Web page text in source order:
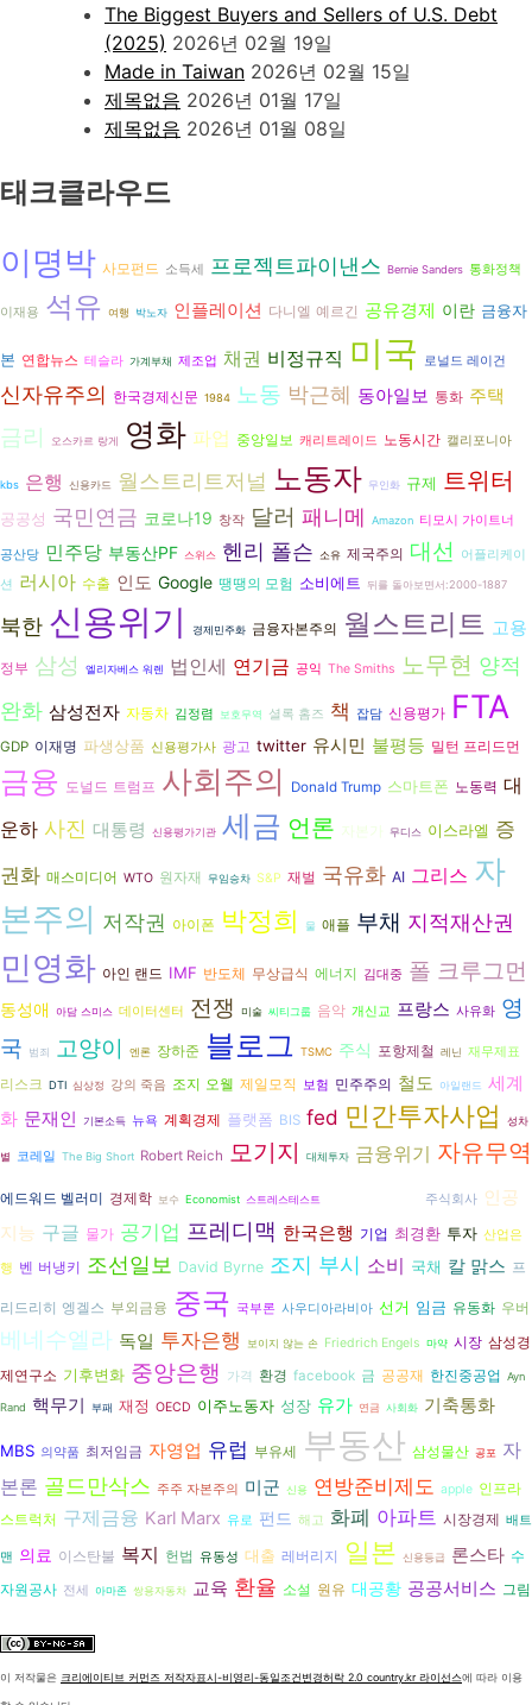
The Biggest Buyers and Sellers of U.S. Debt
(2025) 2026년 02월 19일
Made in Taiwan 2026년 02월 15일
제목없음 2026년 01월 17일
제목없음 2026년 01월 08일
태크클라우드
이명박 사모펀드 소득세 프로젝트파이낸스 Bernie Sanders 통화정책
이재용 석유 여행 박노자 인플레이션 다니엘 예르긴 공유경제 이란 금융자
본 연합뉴스 테슬라 가계부채 제조업 채권 비정규직 미국 로널드 레이건
신자유주의 한국경제신문 1984 노동 박근혜 동아일보 통화 주택
금리 오스카르 랑게 영화 파업 중앙일보 캐리트레이드 노동시간 캘리포니아
kbs 은행 신용카드 월스트리트저널 노동자 무인화 규제 트위터
공공성 국민연금 코로나19 창작 달러 패니메 Amazon 티모시 가이트너
공산당 민주당 부동산PF 스위스 헨리 폴슨 소유 제국주의 대선
어플리케이
션 러시아 수출 인도 Google 땡땡의 모험 소비에트 뒤를 돌아보면서:2000-1887
북한 신용위기 경제민주화 금융자본주의 월스트리트 고용
정부 삼성 엘리자베스 워렌 법인세 연기금 공익 The Smiths 노무현 양적
완화 삼성전자 자동차 김정렴 보호무역 셜록 홈즈 책 잡담 신용평가 FTA
GDP 이재명 파생상품 신용평가사 광고 twitter 유시민 불평등 밀턴 프리드먼
금융 도널드 트럼프 사회주의 Donald Trump 스마트폰 노동력 대
운하 사진 대통령 신용평가기관 세금 언론 자본가 무디스 이스라엘 증
권화 매스미디어 WTO 원자재 무임승차 S&P 재벌 국유화 AI 그리스 자
본주의 저작권 아이폰 박정희 물 애플 부채 지적재산권
민영화 아인 랜드 IMF 반도체 무상급식 에너지 김대중 폴 크루그먼
동성애 아담 스미스 데이터센터 전쟁 미술 씨티그룹 음악 개신교 프랑스 사유화 영
국
범죄 고양이 엔론 장하준 블로그 TSMC 주식 포항제철 레닌 재무제표
리스크 DTI 심상정 강의 죽음 조지 오웰 제일모직 보험 민주주의 철도 아일랜드 세계
화 문재인 기본소득 뉴욕 계획경제 플랫폼 BIS fed 민간투자사업 성차
별 코레일 The Big Short Robert Reich 모기지 대체투자 금융위기 자유무역
에드워드 벨러미 경제학 보수 Economist 스트레스테스트 주식회사 인공
지능 구글 물가 공기업 프레디맥 한국은행 기업 최경환 투자 산업은
행 벤 버냉키 조선일보 David Byrne 조지 부시 소비 국채 칼 맑스 프
리드리히 엥겔스 부외금융 중국 국부론 사우디아라비아 선거 임금 유동화 우버
베네수엘라 독일 투자은행 보이지 않는 손 Friedrich Engels 마약 시장 삼성경
제연구소 기후변화 중앙은행 가격 환경 facebook 금 공공재 한진중공업 Ayn
Rand 핵무기 부패 재정 OECD 이주노동자 성장 유가 연금 사회화 기축통화
MBS 의약품 최저임금 자영업 유럽 부유세 부동산 삼성물산 공포
자
본론 골드만삭스 주주 자본주의 미군 신용 연방준비제도 apple 인프라
스트럭처 구제금융 Karl Marx 유로 펀드 해고 화폐 아파트 시장경제 배트
맨 의료 이스탄불 복지 헌법 유동성 대출 레버리지 일본 신용등급 론스타 수
자원공사 전세 아마존 쌍용자동차 교육 환율 소설 원유 대공황 공공서비스 그림
이 저작물은 크리에이티브 커먼즈 저작자표시-비영리-동일조건변경허락 2.0 country.kr 라이선스에 따라 이용